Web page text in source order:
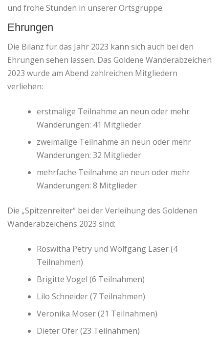
und frohe Stunden in unserer Ortsgruppe.
Ehrungen
Die Bilanz für das Jahr 2023 kann sich auch bei den
Ehrungen sehen lassen. Das Goldene Wanderabzeichen
2023 wurde am Abend zahlreichen Mitgliedern
verliehen:
erstmalige Teilnahme an neun oder mehr
Wanderungen: 41 Mitglieder
zweimalige Teilnahme an neun oder mehr
Wanderungen: 32 Mitglieder
mehrfache Teilnahme an neun oder mehr
Wanderungen: 8 Mitglieder
Die „Spitzenreiter“ bei der Verleihung des Goldenen
Wanderabzeichens 2023 sind:
Roswitha Petry und Wolfgang Laser (4
Teilnahmen)
Brigitte Vogel (6 Teilnahmen)
Lilo Schneider (7 Teilnahmen)
Veronika Moser (21 Teilnahmen)
Dieter Ofer (23 Teilnahmen)